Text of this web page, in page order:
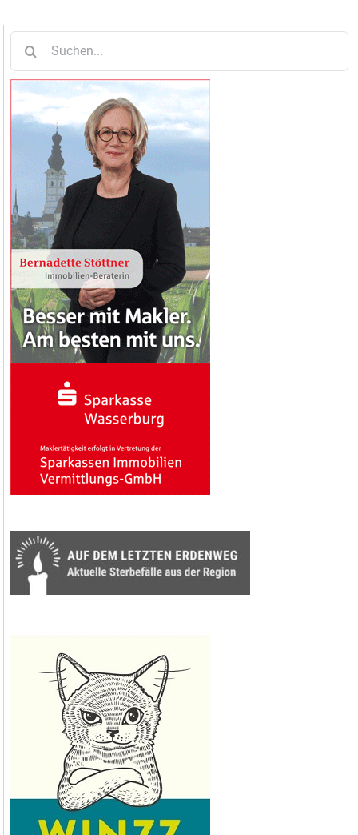
nach: